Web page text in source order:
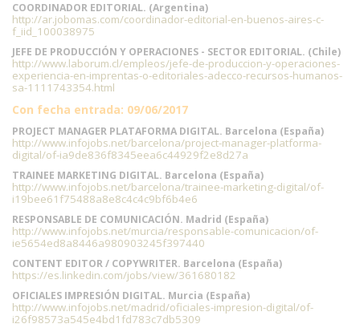
COORDINADOR EDITORIAL. (Argentina)
http://ar.jobomas.com/coordinador-editorial-en-buenos-aires-c-
f_iid_100038975
JEFE DE PRODUCCIÓN Y OPERACIONES - SECTOR EDITORIAL. (Chile)
http://www.laborum.cl/empleos/jefe-de-produccion-y-operaciones-
experiencia-en-imprentas-o-editoriales-adecco-recursos-humanos-
sa-1111743354.html
Con fecha entrada: 09/06/2017
PROJECT MANAGER PLATAFORMA DIGITAL. Barcelona (España)
http://www.infojobs.net/barcelona/project-manager-platforma-
digital/of-ia9de836f8345eea6c44929f2e8d27a
TRAINEE MARKETING DIGITAL. Barcelona (España)
http://www.infojobs.net/barcelona/trainee-marketing-digital/of-
i19bee61f75488a8e8c4c4c9bf6b4e6
RESPONSABLE DE COMUNICACIÓN. Madrid (España)
http://www.infojobs.net/murcia/responsable-comunicacion/of-
ie5654ed8a8446a980903245f397440
CONTENT EDITOR / COPYWRITER. Barcelona (España)
https://es.linkedin.com/jobs/view/361680182
OFICIALES IMPRESIÓN DIGITAL. Murcia (España)
http://www.infojobs.net/madrid/oficiales-impresion-digital/of-
i26f98573a545e4bd1fd783c7db5309